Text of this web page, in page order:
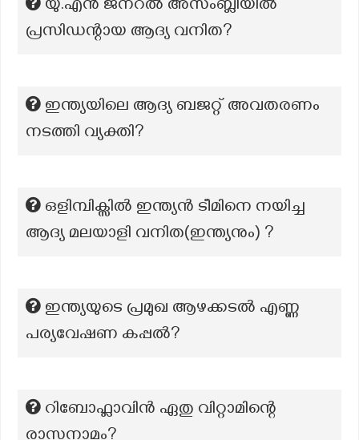
യു.എൻ ജനറൽ അസംബ്ലിയിൽ
പ്രസിഡന്റായ ആദ്യ വനിത?
ഇന്ത്യയിലെ ആദ്യ ബജറ്റ് അവതരണം
നടത്തി വ്യക്തി?
ഒളിമ്പിക്സിൽ ഇന്ത്യൻ ടീമിനെ നയിച്ച
ആദ്യ മലയാളി വനിത(ഇന്ത്യനും) ?
ഇന്ത്യയുടെ പ്രമുഖ ആഴക്കടൽ എണ്ണ
പര്യവേഷണ കപ്പൽ?
റിബോഫ്ലാവിൻ ഏതു വിറ്റാമിന്റെ